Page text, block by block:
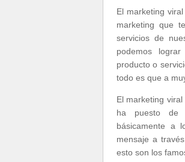
El marketing
marketing que
servicios de
podemos
producto o
todo es que a
El marketing
ha puesto de
básicamente a
mensaje a
esto son los